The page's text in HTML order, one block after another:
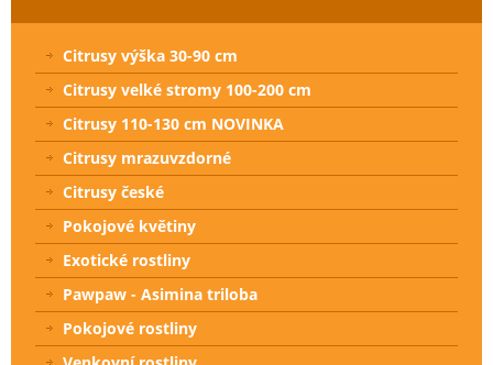
Citrusy výška 30-90 cm
Citrusy velké stromy 100-200 cm
Citrusy 110-130 cm NOVINKA
Citrusy mrazuvzdorné
Citrusy české
Pokojové květiny
Exotické rostliny
Pawpaw - Asimina triloba
Pokojové rostliny